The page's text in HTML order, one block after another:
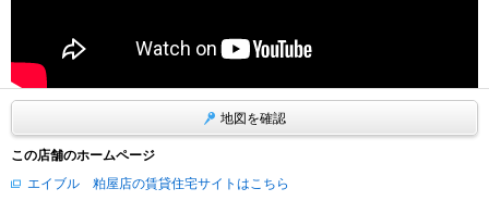
地図を確認
この店舗のホームページ
エイブル 粕屋店の賃貸住宅サイトはこちら